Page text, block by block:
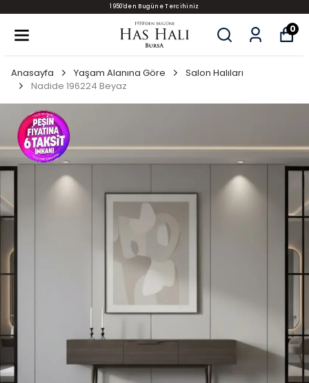
1950'den Bugüne Tercihiniz
0
Anasayfa Yaşam Alanına Göre
Salon Halıları
Nadide 196224 Beyaz